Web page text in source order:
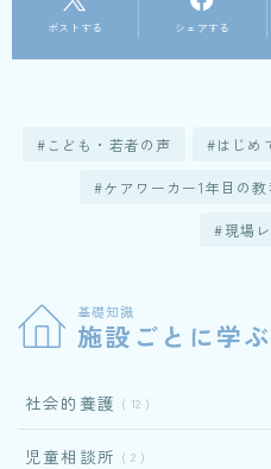
ポストする シェアする
こども・若者の声 はじめ
ケアワーカー1年目の教
現場
基礎知識
施設ごとに学ぶ
社会的養護 12
児童相談所 2